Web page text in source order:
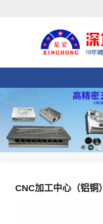
CNC加工中心（铝铜）